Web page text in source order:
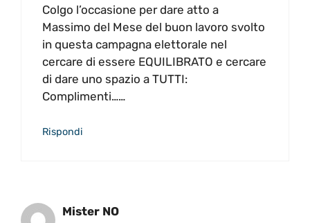
Colgo l’occasione per dare atto a
Massimo del Mese del buon lavoro svolto
in questa campagna elettorale nel
cercare di essere EQUILIBRATO e cercare
di dare uno spazio a TUTTI:
Complimenti……
Rispondi
Mister NO